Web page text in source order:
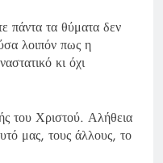
πάντα τα θύματα δεν
λοιπόν πως η
κι όχι
του Χριστού. Αλήθεια
μας, τους άλλους, το